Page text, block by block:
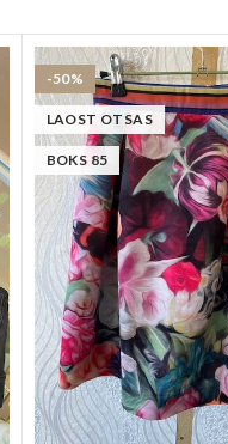
-50%
LAOST OTSAS
BOKS 85